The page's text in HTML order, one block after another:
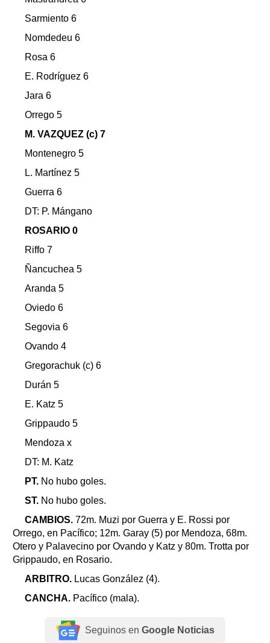
Sarmiento 6
Nomdedeu 6
Rosa 6
E. Rodríguez 6
Jara 6
Orrego 5
M. VAZQUEZ (c) 7
Montenegro 5
L. Martínez 5
Guerra 6
DT: P. Mángano
ROSARIO 0
Riffo 7
Ñancuchea 5
Aranda 5
Oviedo 6
Segovia 6
Ovando 4
Gregorachuk (c) 6
Durán 5
E. Katz 5
Grippaudo 5
Mendoza x
DT: M. Katz
PT. No hubo goles.
ST. No hubo goles.
CAMBIOS. 72m. Muzi por Guerra y E. Rossi por
Orrego, en Pacífico; 12m. Garay (5) por Mendoza, 68m.
Otero y Palavecino por Ovando y Katz y 80m. Trotta por
Grippaudo, en Rosario.
ARBITRO. Lucas González (4).
CANCHA. Pacífico (mala).
Seguinos en Google Noticias